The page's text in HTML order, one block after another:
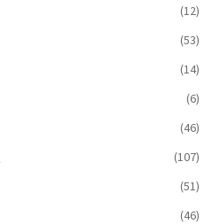
(12)
(53)
(14)
(6)
(46)
(107)
(51)
(46)